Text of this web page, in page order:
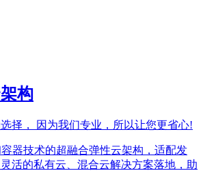
构
择， 因为我们专业，所以让您更省心!
器技术的超融合弹性云架构，适配发
活的私有云、混合云解决方案落地，助